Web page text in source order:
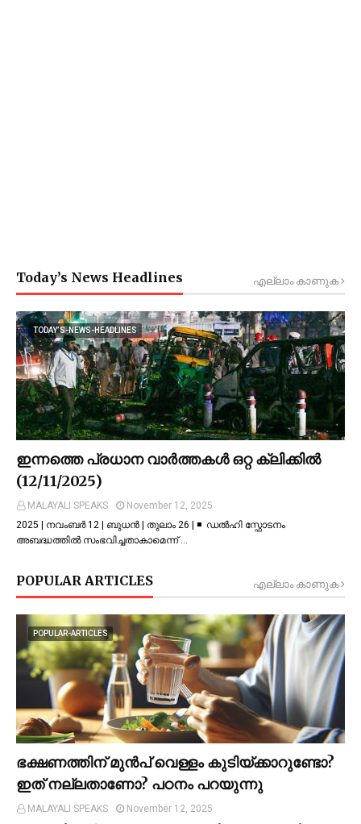
Today’s News Headlines എല്ലാം കാണുക
TODAY’S-NEWS-HEADLINES
ഇന്നത്തെ പ്രധാന വാർത്തകൾ ഒറ്റ ക്ലിക്കിൽ
(12/11/2025)
MALAYALI SPEAKS
November 12, 2025
2025 | നവംബർ 12 | ബുധൻ | തുലാം 26 | ◾ ഡല്‍ഹി സ്ഫോടനം
അബദ്ധത്തില്‍ സംഭവിച്ചതാകാമെന്ന് …
POPULAR ARTICLES എല്ലാം കാണുക
POPULAR-ARTICLES
ഭക്ഷണത്തിന് മുന്‍പ് വെള്ളം കുടിയ്ക്കാറുണ്ടോ?
ഇത് നല്ലതാണോ? പഠനം പറയുന്നു
MALAYALI SPEAKS
November 12, 2025